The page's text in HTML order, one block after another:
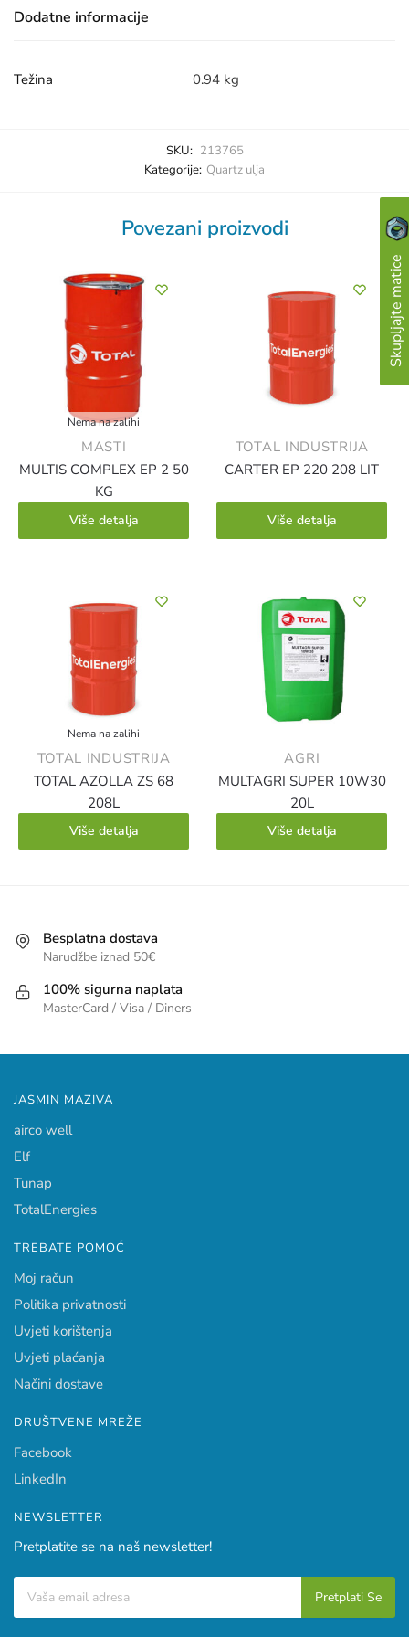
Dodatne informacije
Težina 0.94 kg
SKU: 213765
Kategorije: Quartz ulja
Povezani proizvodi
Nema na zalihi
MASTI
MULTIS COMPLEX EP 2 50
KG
Više detalja
TOTAL INDUSTRIJA
CARTER EP 220 208 LIT
Više detalja
Nema na zalihi
TOTAL INDUSTRIJA
TOTAL AZOLLA ZS 68
208L
Više detalja
AGRI
MULTAGRI SUPER 10W30
20L
Više detalja
Besplatna dostava
Narudžbe iznad 50€
100% sigurna naplata
MasterCard / Visa / Diners
JASMIN MAZIVA
airco well
Elf
Tunap
TotalEnergies
TREBATE POMOĆ
Moj račun
Politika privatnosti
Uvjeti korištenja
Uvjeti plaćanja
Načini dostave
DRUŠTVENE MREŽE
Facebook
LinkedIn
NEWSLETTER
Pretplatite se na naš newsletter!
Skupljajte matice